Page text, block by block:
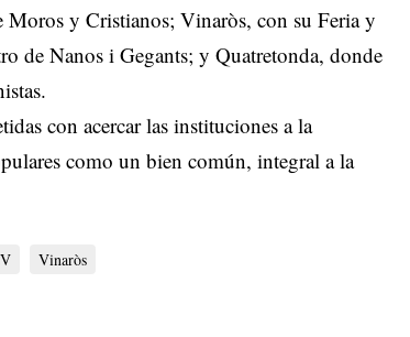
Moros y Cristianos; Vinaròs, con su Feria y
de Nanos i Gegants; y Quatretonda, donde
con acercar las instituciones a la
como un bien común, integral a la
Vinaròs